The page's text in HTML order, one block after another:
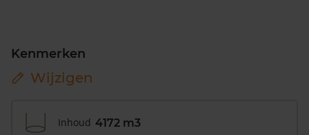
Kenmerken
Wijzigen
Inhoud 4172 m3